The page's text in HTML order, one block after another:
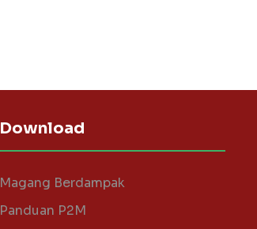
Download
Magang Berdampak
Panduan P2M